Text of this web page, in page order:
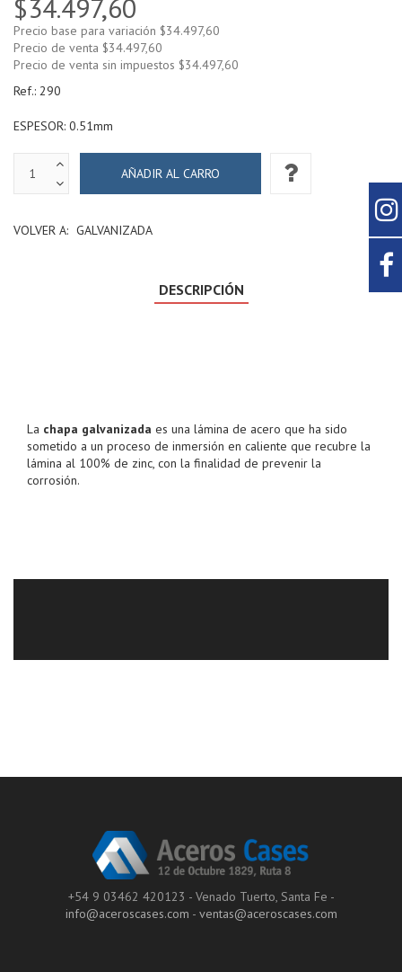
$34.497,60
Precio base para variación $34.497,60
Precio de venta $34.497,60
Precio de venta sin impuestos $34.497,60
Ref.: 290
ESPESOR: 0.51mm
VOLVER A: GALVANIZADA
DESCRIPCIÓN
La chapa galvanizada es una lámina de acero que ha sido
sometido a un proceso de inmersión en caliente que recubre la
lámina al 100% de zinc, con la finalidad de prevenir la
corrosión.
+54 9 03462 420123 - Venado Tuerto, Santa Fe -
info@aceroscases.com - ventas@aceroscases.com